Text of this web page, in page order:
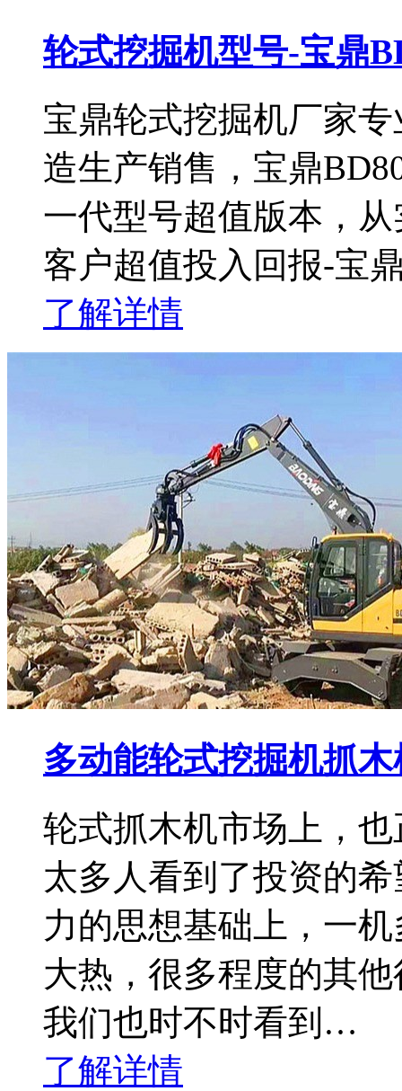
轮式挖掘机型号-宝鼎
宝鼎轮式挖掘机厂家
造生产销售，宝鼎
一代型号超值版本，
客户超值投入回报-宝
了解详情
多动能轮式挖掘机抓
轮式抓木机市场上，
太多人看到了投资的
力的思想基础上，一
大热，很多程度的其
我们也时不时看到…
了解详情